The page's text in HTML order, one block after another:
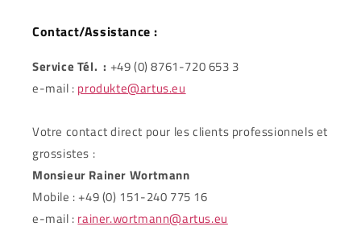
Contact/Assistance :
Service Tél. : +49 (0) 8761-720 653 3
e-mail : produkte@artus.eu
Votre contact direct pour les clients professionnels et
grossistes :
Monsieur Rainer Wortmann
Mobile : +49 (0) 151-240 775 16
e-mail : rainer.wortmann@artus.eu